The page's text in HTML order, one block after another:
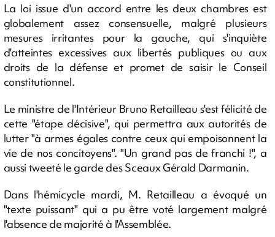
La loi issue d'un accord entre les deux chambres est
globalement assez consensuelle, malgré plusieurs
mesures irritantes pour la gauche, qui s'inquiète
d'atteintes excessives aux libertés publiques ou aux
droits de la défense et promet de saisir le Conseil
constitutionnel.
Le ministre de l'Intérieur Bruno Retailleau s'est félicité de
cette "étape décisive", qui permettra aux autorités de
lutter "à armes égales contre ceux qui empoisonnent la
vie de nos concitoyens". "Un grand pas de franchi !", a
aussi tweeté le garde des Sceaux Gérald Darmanin.
Dans l'hémicycle mardi, M. Retailleau a évoqué un
"texte puissant" qui a pu être voté largement malgré
l'absence de majorité à l'Assemblée.